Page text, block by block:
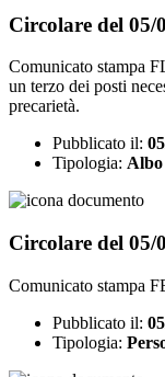
Circolare del 05/
Comunicato stampa
un terzo dei posti
precarietà.
Pubblicato il:
Tipologia: Albo
Circolare del 05/
Comunicato stampa
Pubblicato il:
Tipologia: